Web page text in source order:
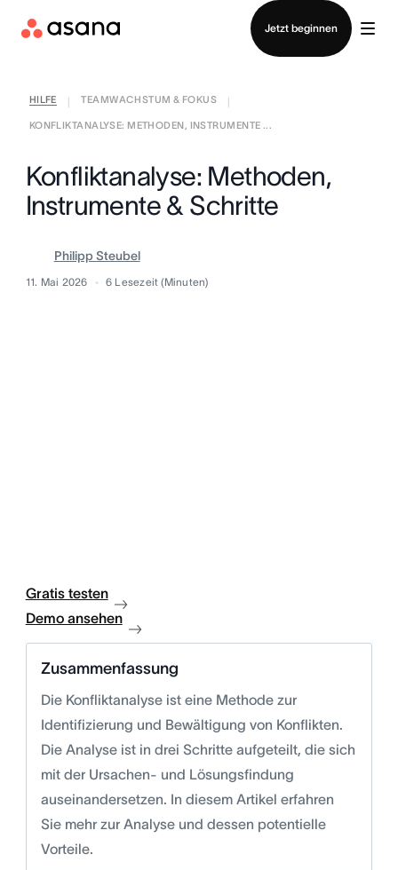
Jetzt beginnen
Vertrieb kontaktieren
HILFE TEAMWACHSTUM & FOKUS
KONFLIKTANALYSE: METHODEN, INSTRUMENTE ...
Konfliktanalyse: Methoden,
Instrumente & Schritte
Philipp Steubel
11. Mai 2026 6 Lesezeit (Minuten)
Gratis testen
Demo ansehen
Zusammenfassung
Die Konfliktanalyse ist eine Methode zur
Identifizierung und Bewältigung von Konflikten.
Die Analyse ist in drei Schritte aufgeteilt, die sich
mit der Ursachen- und Lösungsfindung
auseinandersetzen. In diesem Artikel erfahren
Sie mehr zur Analyse und dessen potentielle
Vorteile.